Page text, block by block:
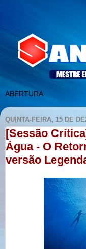
QUINTA-FEIRA, 15 DE
[Sessão
Água - O
versão